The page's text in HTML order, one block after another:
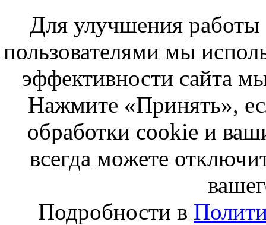
Для улучшения работы
пользователями мы
эффективности сайта
Нажмите «Принять»,
обработки cookie и
всегда можете
Подробности в